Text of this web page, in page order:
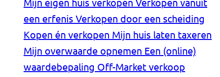
Mijn eigen huis verkopen Verkopen vanuit
een erfenis Verkopen door een scheiding
Kopen én verkopen Mijn huis laten taxeren
Mijn overwaarde opnemen Een (online)
waardebepaling Off-Market verkoop